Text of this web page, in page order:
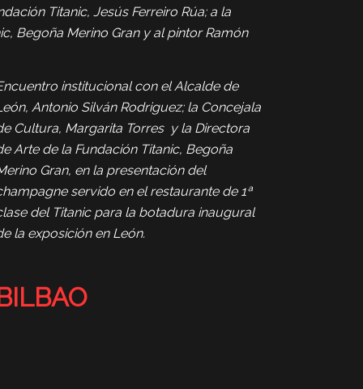
Titanic, Jesús Ferreiro Rúa; a la
Begoña Merino Gran y al pintor Ramón
institucional con el Alcalde de
Antonio Silván Rodriguez; la Concejala
Cultura, Margarita Torres y la Directora
Arte de la Fundación Titanic, Begoña
Gran, en la presentación del
servido en el restaurante de 1ª
del Titanic para la botadura inaugural
la exposición en León.